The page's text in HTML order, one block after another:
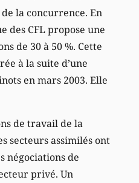
la concurrence. En
des CFL propose une
de 30 à 50 %. Cette
à la suite d’une
en mars 2003. Elle
de travail de la
secteurs assimilés ont
négociations de
privé. Un